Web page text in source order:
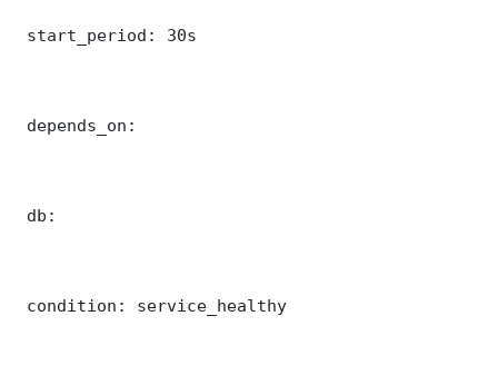
start_period: 30s
depends_on:
db:
condition: service_healthy